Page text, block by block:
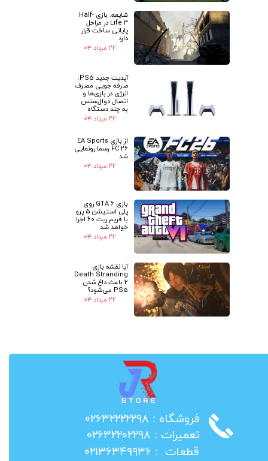
شایعه: بازی Half-
Life 3 در مراحل
پایانی ساخت قرار
دارد
۲۲ مرداد ۰۴
آپدیت جدید PS5:
صرفه جویی مصرف
انرژی در بازی‌ها و
اتصال دوال‌سنس
به چند دستگاه
۲۲ مرداد ۰۴
از بازی EA Sports
FC 26 رسما رونمایی
شد
۲۲ مرداد ۰۴
بازی GTA 6 روی
پلی استیشن 5 پرو
با فریم ریت 60 اجرا
خواهد شد
۲۲ مرداد ۰۴
آیا نقشه بازی
Death Stranding
2 باعث داغ شدن
PS5 می‌شود؟
۲۲ مرداد ۰۴
​فروشگاه : ۰۲۶۳۲۲۲۲۲۹۸
​تعمیرات : ۰۲۶۳۲۲۰۲۲۹۸
​قطعات : ۰۲۱۳۶۳۴۹۹۳۶